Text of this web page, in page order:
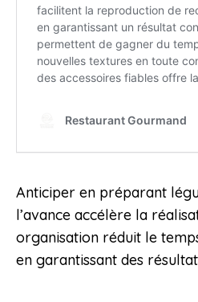
Anticiper en préparant
l’avance accélère la
organisation réduit le
en garantissant des